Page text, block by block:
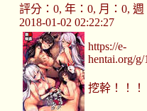
評分：0, 年：0, 月：0,
2018-01-02 02:22:27
https://e-
hentai.org/
挖幹！！！